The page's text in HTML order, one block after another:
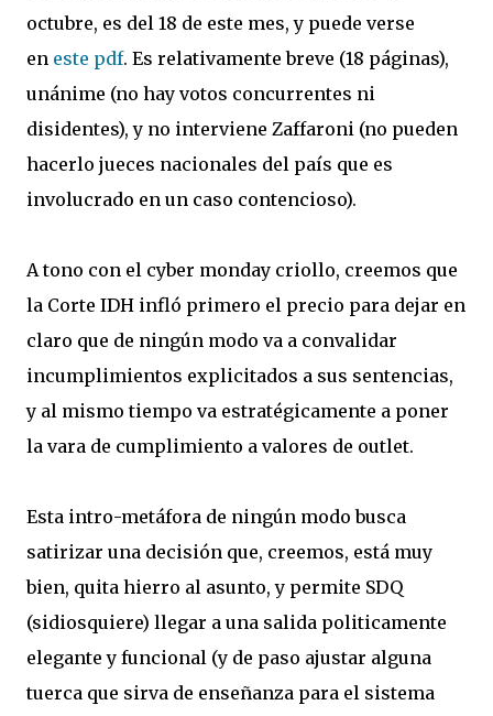
octubre, es del 18 de este mes, y puede verse
en este pdf. Es relativamente breve (18 páginas),
unánime (no hay votos concurrentes ni
disidentes), y no interviene Zaffaroni (no pueden
hacerlo jueces nacionales del país que es
involucrado en un caso contencioso).
A tono con el cyber monday criollo, creemos que
la Corte IDH infló primero el precio para dejar en
claro que de ningún modo va a convalidar
incumplimientos explicitados a sus sentencias,
y al mismo tiempo va estratégicamente a poner
la vara de cumplimiento a valores de outlet.
Esta intro-metáfora de ningún modo busca
satirizar una decisión que, creemos, está muy
bien, quita hierro al asunto, y permite SDQ
(sidiosquiere) llegar a una salida politicamente
elegante y funcional (y de paso ajustar alguna
tuerca que sirva de enseñanza para el sistema